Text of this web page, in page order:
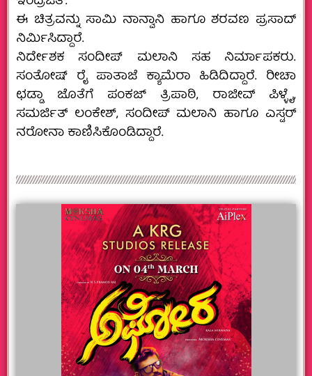
ಈ ಚಿತ್ರವನ್ನು ಸಾಮಿ ನಾನ್ವಾನಿ ಹಾಗೂ ಶರವಣ ಪ್ರಸಾದ್
ನಿರ್ಮಿಸಿದ್ದಾರೆ.
ನಿರ್ದೇಶಕ ಸಂದೀಪ್ ಮಲಾನಿ ಸಹ ನಿರ್ಮಾಪಕರು.
ಸಂತೋಷ್ ರೈ ಪಾತಾಜೆ ಕ್ಯಾಮೆರಾ ಹಿಡಿದಿದ್ದಾರೆ. ರೀಚಾ
ಛಡ್ಡಾ ಜೊತೆಗೆ ಪಂಕಜ್‍ ತ್ರಿಪಾಠಿ, ರಾಜೀವ್ ಪಿಳ್ಳೈ,
ಸಮರ್ಜಿತ್ ಲಂಕೇಶ್, ಸಂದೀಪ್ ಮಲಾನಿ ಹಾಗೂ ಎಸ್ಟರ್
ನರೋನಾ ಕಾಣಿಸಿಕೊಂಡಿದ್ದಾರೆ.